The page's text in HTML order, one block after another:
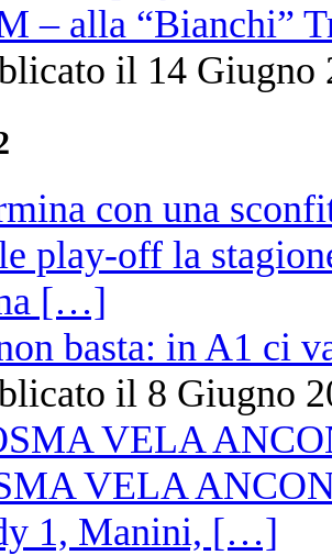
– alla “Bianchi”
il 14 Giugno
basta: in A1 ci
il 8 Giugno